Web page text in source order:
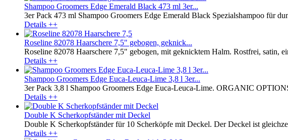
Shampoo Groomers Edge Emerald Black 473 ml 3er...
3er Pack 473 ml Shampoo Groomers Edge Emerald Black Spezialshampoo für
Details ++
Roseline 82078 Haarschere 7,5" gebogen, geknick...
Roseline 82078 Haarschere 7,5" gebogen, mit geknicktem Halm. Rostfrei, satin,
Details ++
Shampoo Groomers Edge Euca-Leuca-Lime 3,8 l 3er...
3er Pack 3,8 l Shampoo Groomers Edge Euca-Leuca-Lime. ORGANIC
Details ++
Double K Scherkopfständer mit Deckel
Double K Scherkopfständer für 10 Scherköpfe mit Deckel. Der Deckel ist
Details ++